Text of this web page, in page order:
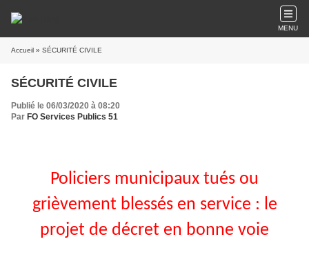
MENU
Accueil » SÉCURITÉ CIVILE
SÉCURITÉ CIVILE
Publié le 06/03/2020 à 08:20
Par FO Services Publics 51
Policiers municipaux tués ou
grièvement blessés en service : le
projet de décret en bonne voie